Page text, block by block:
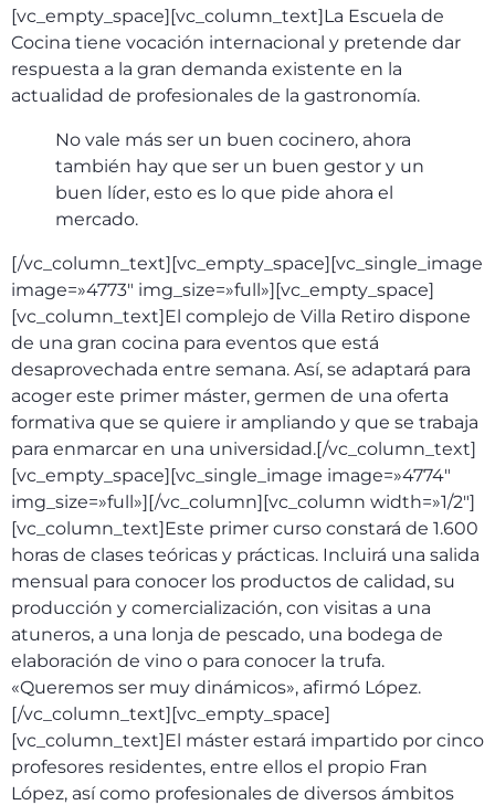
[vc_empty_space][vc_column_text]La Escuela de
Cocina tiene vocación internacional y pretende dar
respuesta a la gran demanda existente en la
actualidad de profesionales de la gastronomía.
No vale más ser un buen cocinero, ahora
también hay que ser un buen gestor y un
buen líder, esto es lo que pide ahora el
mercado.
[/vc_column_text][vc_empty_space][vc_single_image
image=»4773″ img_size=»full»][vc_empty_space]
[vc_column_text]El complejo de Villa Retiro dispone
de una gran cocina para eventos que está
desaprovechada entre semana. Así, se adaptará para
acoger este primer máster, germen de una oferta
formativa que se quiere ir ampliando y que se trabaja
para enmarcar en una universidad.[/vc_column_text]
[vc_empty_space][vc_single_image image=»4774″
img_size=»full»][/vc_column][vc_column width=»1/2″]
[vc_column_text]Este primer curso constará de 1.600
horas de clases teóricas y prácticas. Incluirá una salida
mensual para conocer los productos de calidad, su
producción y comercialización, con visitas a una
atuneros, a una lonja de pescado, una bodega de
elaboración de vino o para conocer la trufa.
«Queremos ser muy dinámicos», afirmó López.
[/vc_column_text][vc_empty_space]
[vc_column_text]El máster estará impartido por cinco
profesores residentes, entre ellos el propio Fran
López, así como profesionales de diversos ámbitos